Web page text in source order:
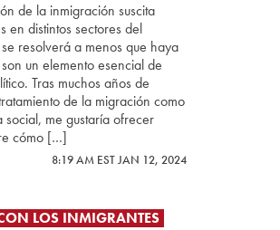
de la inmigración suscita
en distintos sectores del
resolverá a menos que haya
un elemento esencial de
Tras muchos años de
de la migración como
social, me gustaría ofrecer
cómo […]
8:19 AM EST JAN 12, 2024
LOS INMIGRANTES